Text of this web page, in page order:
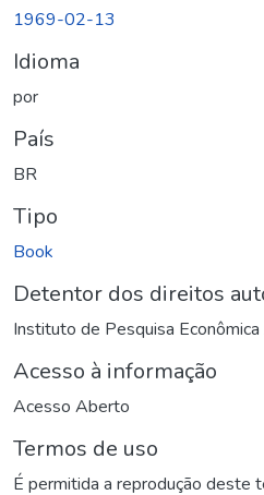
1969-02-13
Idioma
por
País
BR
Tipo
Book
Detentor dos direitos
Instituto de Pesquisa
Acesso à informação
Acesso Aberto
Termos de uso
É permitida a reprodução deste